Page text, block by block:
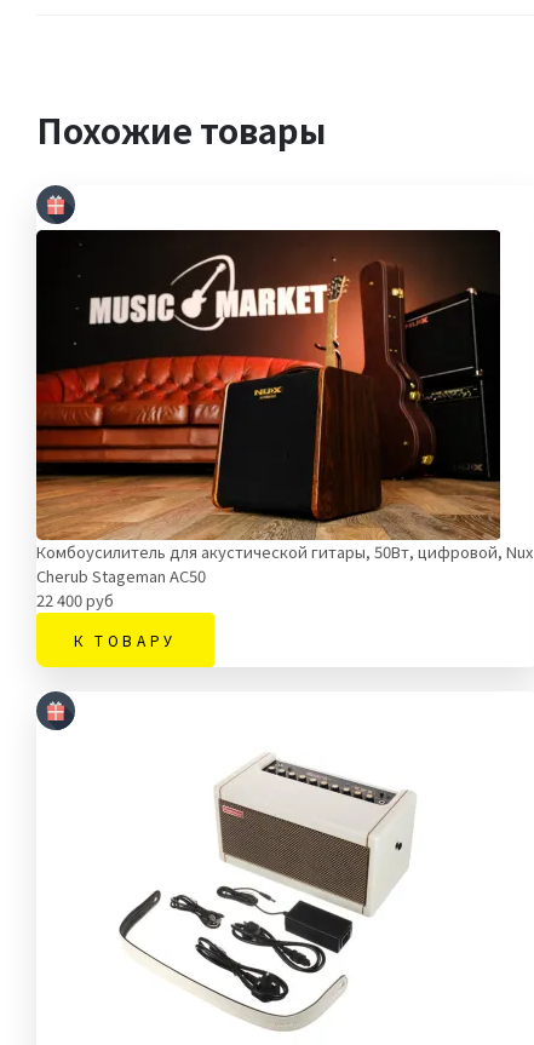
Похожие товары
Комбоусилитель для акустической гитары, 50Вт, цифровой, Nux
Cherub Stageman AC50
22 400 руб
К ТОВАРУ